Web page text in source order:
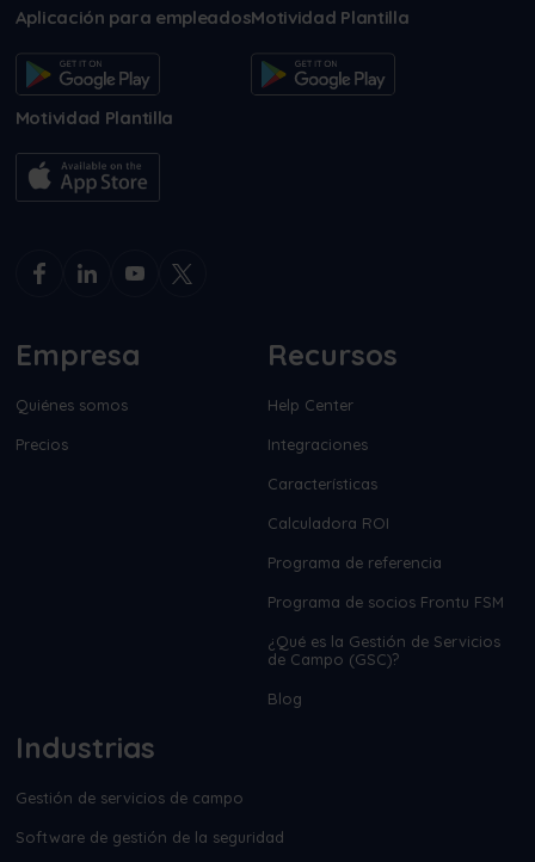
Aplicación para empleadosMotividad Plantilla
Motividad Plantilla
Empresa
Quiénes somos
Precios
Recursos
Help Center
Integraciones
Características
Calculadora ROI
Programa de referencia
Programa de socios Frontu FSM
¿Qué es la Gestión de Servicios
de Campo (GSC)?
Blog
Industrias
Gestión de servicios de campo
Software de gestión de la seguridad